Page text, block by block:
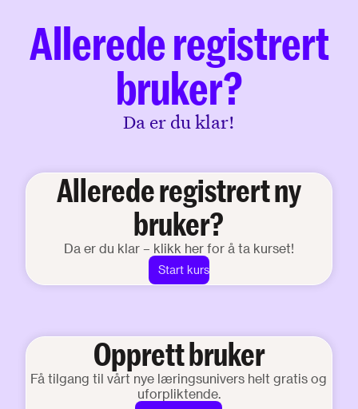
Allerede registrert
bruker?
Da er du klar!
Allerede registrert ny
bruker?
Da er du klar – klikk her for å ta kurset!
Start kurs
Opprett bruker
Få tilgang til vårt nye læringsunivers helt gratis og
uforpliktende.